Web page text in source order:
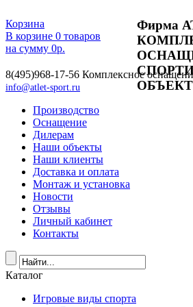
Фирма
Корзина
В корзине 0 товаров
на сумму 0р.
8(495)968-17-56 Комплексное
info@atlet-sport.ru
Производство
Оснащение
Дилерам
Наши объекты
Наши клиенты
Доставка и оплата
Монтаж и установка
Новости
Отзывы
Личный кабинет
Контакты
Каталог
Игровые виды спорта